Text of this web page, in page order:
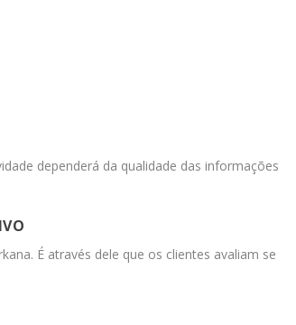
dependerá da qualidade das informações
É através dele que os clientes avaliam se